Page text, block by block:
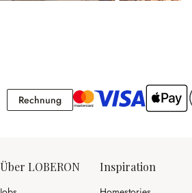
RechnungRechnung
Über LOBERON Inspiration